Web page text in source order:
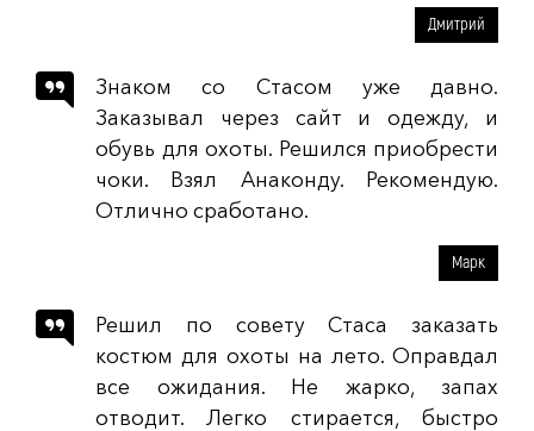
Дмитрий
Знаком со Стасом уже давно.
Заказывал через сайт и одежду, и
обувь для охоты. Решился приобрести
чоки. Взял Анаконду. Рекомендую.
Отлично сработано.
Марк
Решил по совету Стаса заказать
костюм для охоты на лето. Оправдал
все ожидания. Не жарко, запах
отводит. Легко стирается, быстро